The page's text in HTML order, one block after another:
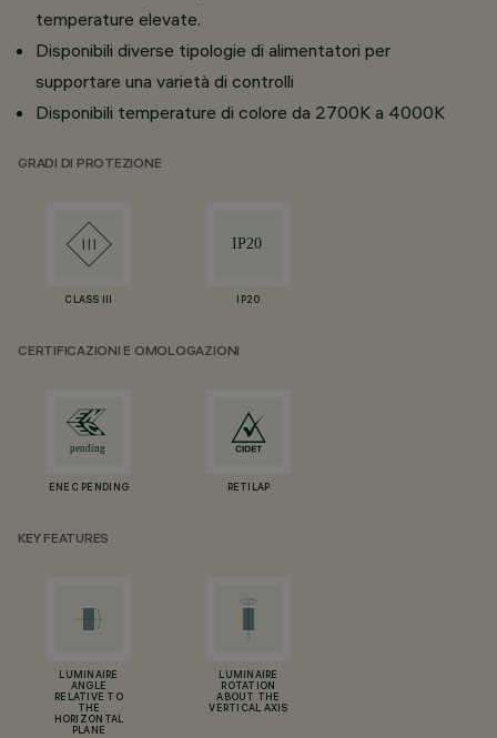
temperature elevate.
Disponibili diverse tipologie di alimentatori per
supportare una varietà di controlli
Disponibili temperature di colore da 2700K a 4000K
GRADI DI PROTEZIONE
CLASS III IP20
CERTIFICAZIONI E OMOLOGAZIONI
ENEC PENDING RETILAP
KEY FEATURES
LUMINAIRE
ANGLE
RELATIVE TO
THE
HORIZONTAL
PLANE
LUMINAIRE
ROTATION
ABOUT THE
VERTICAL AXIS